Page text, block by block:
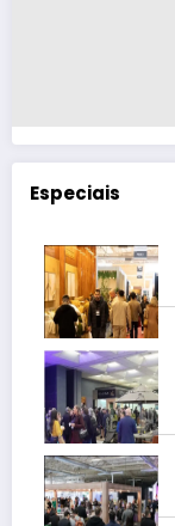
Especiais